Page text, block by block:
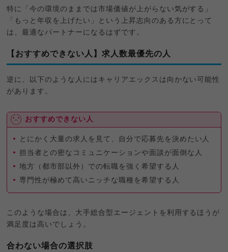
特に「今の環境のままでは市場価値が上がらない気がする」
「もっと年収を上げたい」という上昇志向のある方にとって
は、最適なパートナーになるはずです。
【おすすめできない人】求人数最優先の人
逆に、以下のような人にはキャリアエックスは向かない可能性
があります。
おすすめできない人
とにかく大量の求人を見て、自分で応募先を決めたい人
担当者との密なコミュニケーションや面談が面倒な人
地方（都市部以外）での転職を強く希望する人
専門性が極めて高いニッチな職種を希望する人
このような場合は、大手総合型エージェントを利用するほうが
満足度は高いでしょう。
合わない場合の選択肢